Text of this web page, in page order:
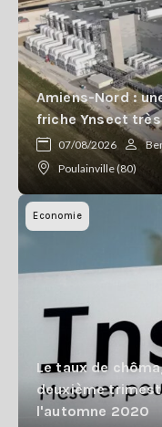
Amiens-Nord :
friche Ynsect
07/08/2026
Poulainville (80)
Economie
Le taux de
deuxième
l'automne 2020